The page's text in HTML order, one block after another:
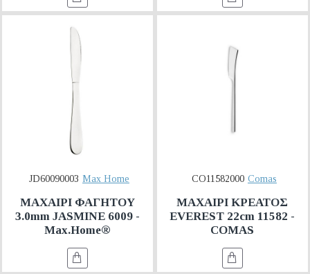
JD60090003 Max Home
ΜΑΧΑΙΡΙ ΦΑΓΗΤΟΥ
3.0mm JASMINE 6009 -
Max.Home®
CO11582000 Comas
ΜΑΧΑΙΡΙ ΚΡΕΑΤΟΣ
EVEREST 22cm 11582 -
COMAS